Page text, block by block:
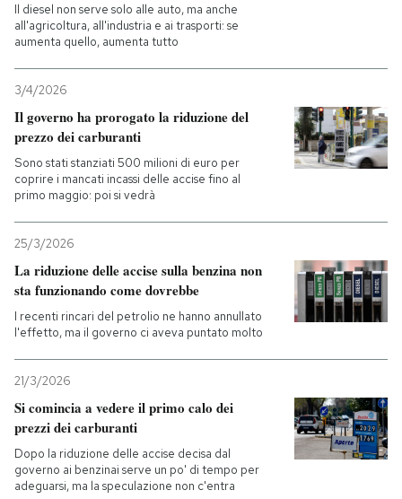
Il diesel non serve solo alle auto, ma anche
all'agricoltura, all'industria e ai trasporti: se
aumenta quello, aumenta tutto
3/4/2026
Il governo ha prorogato la riduzione del
prezzo dei carburanti
Sono stati stanziati 500 milioni di euro per
coprire i mancati incassi delle accise fino al
primo maggio: poi si vedrà
25/3/2026
La riduzione delle accise sulla benzina non
sta funzionando come dovrebbe
I recenti rincari del petrolio ne hanno annullato
l'effetto, ma il governo ci aveva puntato molto
21/3/2026
Si comincia a vedere il primo calo dei
prezzi dei carburanti
Dopo la riduzione delle accise decisa dal
governo ai benzinai serve un po' di tempo per
adeguarsi, ma la speculazione non c'entra